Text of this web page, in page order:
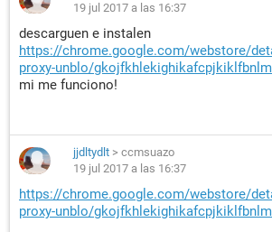
19 jul 2017 a las 16:37
descarguen e instalen
https://chrome.google.com/webstore/
proxy-unblo/
mi me funciono!
jjdltydlt > ccmsuazo
19 jul 2017 a las 16:37
https://chrome.google.com/webstore/
proxy-unblo/